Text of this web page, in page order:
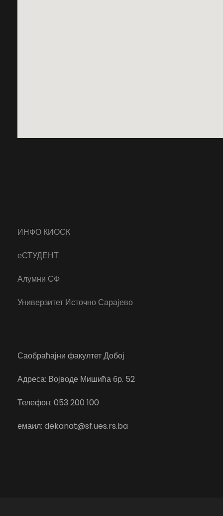
ИНФО КИОСК
еСТУДЕНТ
Алумни СФ
Универзитет Источно Сарајево
Саобраћајни факултет Добој
Адреса: Војводе Мишића бр. 52
Телефон: 053 200 100
емаил: dekanat@sf.ues.rs.ba